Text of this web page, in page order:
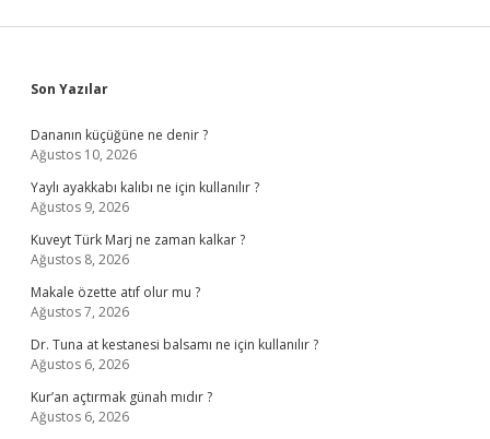
Sidebar
Son Yazılar
Dananın küçüğüne ne denir ?
Ağustos 10, 2026
Yaylı ayakkabı kalıbı ne için kullanılır ?
Ağustos 9, 2026
Kuveyt Türk Marj ne zaman kalkar ?
Ağustos 8, 2026
Makale özette atıf olur mu ?
Ağustos 7, 2026
Dr. Tuna at kestanesi balsamı ne için kullanılır ?
Ağustos 6, 2026
Kur’an açtırmak günah mıdır ?
Ağustos 6, 2026